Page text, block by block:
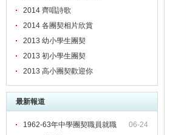
2014 齊唱詩歌
2014 各團契相片欣賞
2013 幼小學生團契
2013 初小學生團契
2013 高小團契歡迎你
最新報道
06-24
1962-63年中學團契職員就職